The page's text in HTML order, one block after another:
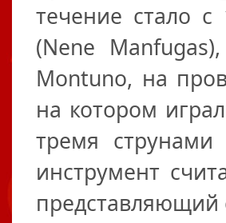
течение стало
(Nene
Montuno, на
на котором
тремя
инструмент
представляющий